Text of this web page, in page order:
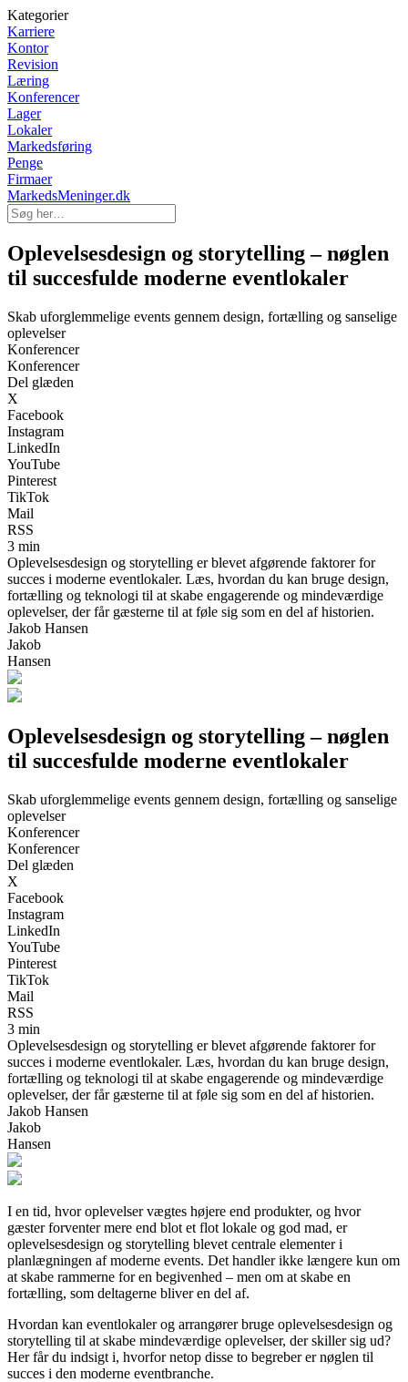
Kategorier
Karriere
Kontor
Revision
Læring
Konferencer
Lager
Lokaler
Markedsføring
Penge
Firmaer
MarkedsMeninger.dk
Oplevelsesdesign og storytelling – nøglen
til succesfulde moderne eventlokaler
Skab uforglemmelige events gennem design, fortælling og sanselige
oplevelser
Konferencer
Konferencer
Del glæden
X
Facebook
Instagram
LinkedIn
YouTube
Pinterest
TikTok
Mail
RSS
3 min
Oplevelsesdesign og storytelling er blevet afgørende faktorer for
succes i moderne eventlokaler. Læs, hvordan du kan bruge design,
fortælling og teknologi til at skabe engagerende og mindeværdige
oplevelser, der får gæsterne til at føle sig som en del af historien.
Jakob Hansen
Jakob
Hansen
Oplevelsesdesign og storytelling – nøglen
til succesfulde moderne eventlokaler
Skab uforglemmelige events gennem design, fortælling og sanselige
oplevelser
Konferencer
Konferencer
Del glæden
X
Facebook
Instagram
LinkedIn
YouTube
Pinterest
TikTok
Mail
RSS
3 min
Oplevelsesdesign og storytelling er blevet afgørende faktorer for
succes i moderne eventlokaler. Læs, hvordan du kan bruge design,
fortælling og teknologi til at skabe engagerende og mindeværdige
oplevelser, der får gæsterne til at føle sig som en del af historien.
Jakob Hansen
Jakob
Hansen
I en tid, hvor oplevelser vægtes højere end produkter, og hvor
gæster forventer mere end blot et flot lokale og god mad, er
oplevelsesdesign og storytelling blevet centrale elementer i
planlægningen af moderne events. Det handler ikke længere kun om
at skabe rammerne for en begivenhed – men om at skabe en
fortælling, som deltagerne bliver en del af.
Hvordan kan eventlokaler og arrangører bruge oplevelsesdesign og
storytelling til at skabe mindeværdige oplevelser, der skiller sig ud?
Her får du indsigt i, hvorfor netop disse to begreber er nøglen til
succes i den moderne eventbranche.